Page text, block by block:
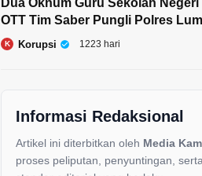
OTT Tim Saber Pungli Polres
K Korupsi 1223 hari
Informasi Redaksional
Artikel ini diterbitkan oleh Media
proses peliputan, penyuntingan,